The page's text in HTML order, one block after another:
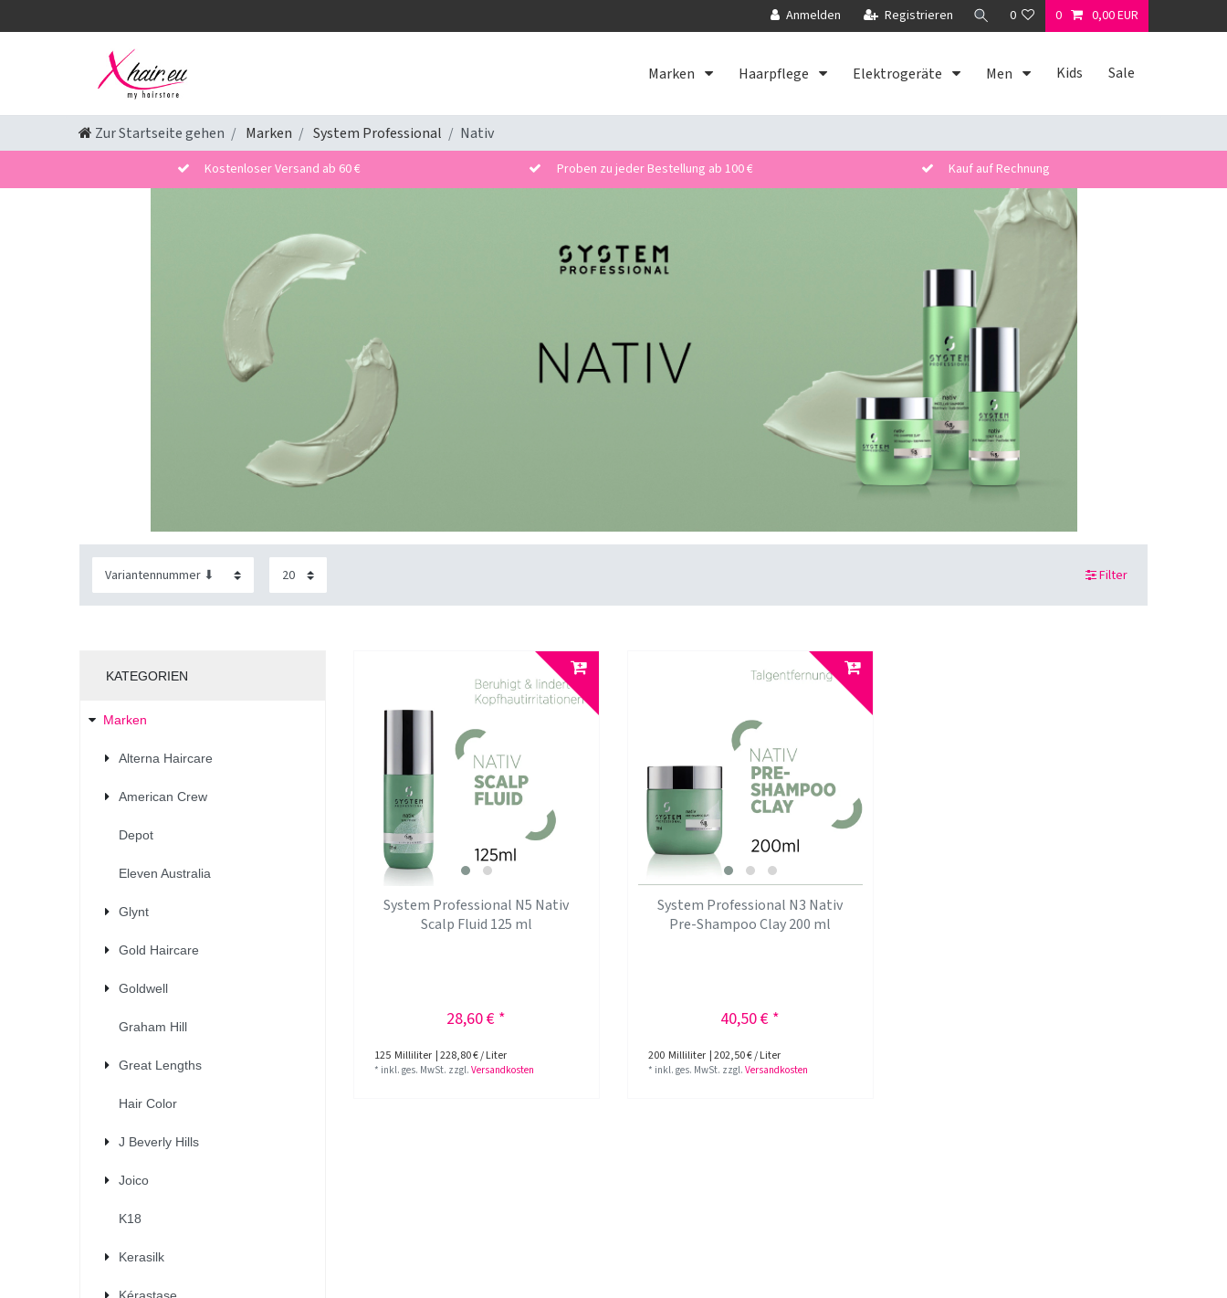
Anmelden Registrieren 0 0 0,00 EUR
Marken Haarpflege Elektrogeräte Men Kids Sale
Zur Startseite gehen Marken System Professional Nativ
Kostenloser Versand ab 60 € Proben zu jeder Bestellung ab 100 € Kauf auf Rechnung
Filter
KATEGORIEN
Marken
Alterna Haircare
American Crew
Depot
Eleven Australia
Glynt
Gold Haircare
Goldwell
Graham Hill
Great Lengths
Hair Color
J Beverly Hills
Joico
K18
Kerasilk
System Professional N5 Nativ
Scalp Fluid 125 ml
28,60 € *
125 Milliliter | 228,80 € / Liter
* inkl. ges. MwSt. zzgl.Versandkosten
System Professional N3 Nativ
Pre-Shampoo Clay 200 ml
40,50 € *
200 Milliliter | 202,50 € / Liter
* inkl. ges. MwSt. zzgl.Versandkosten